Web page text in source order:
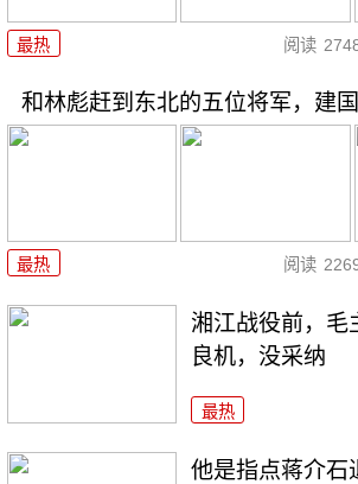
最热 阅读
和林彪赶到东北的五位将军，建
最热 阅读
湘江战役前，毛
良机，没采纳
最热
他是指点蒋介石